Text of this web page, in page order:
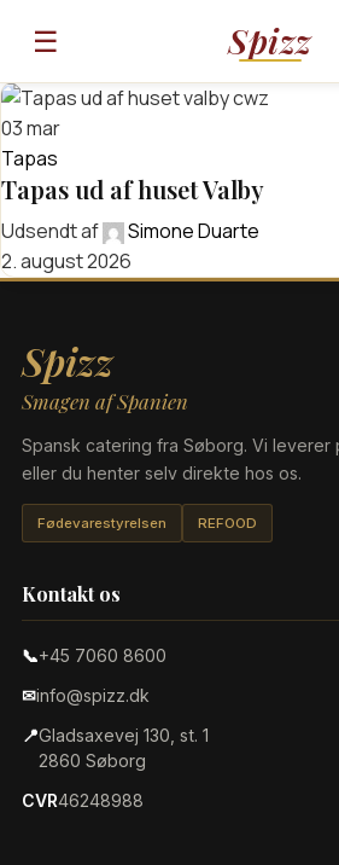
☰ Spizz
03mar
Tapas
Tapas ud af huset Valby
Udsendt af
Simone Duarte
2. august 2026
Spizz
Smagen af Spanien
Spansk catering fra Søborg. Vi
eller du henter selv direkte hos os.
Fødevarestyrelsen REFOOD
Kontakt os
📞+45 7060 8600
✉info@spizz.dk
📍Gladsaxevej 130, st. 1
2860 Søborg
CVR46248988